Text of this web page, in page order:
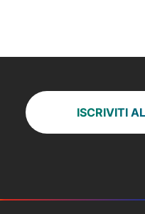
ISCRIVITI